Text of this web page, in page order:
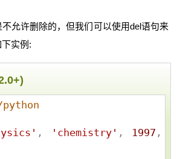
允许删除的，但我们可以使用del语句来
实例:
' , ' chemistry' , 1997